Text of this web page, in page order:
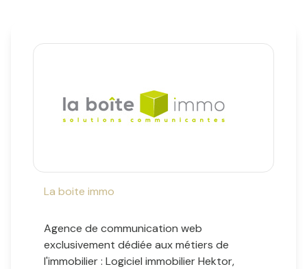
La boite immo
Agence de communication web
exclusivement dédiée aux métiers de
l'immobilier : Logiciel immobilier Hektor,